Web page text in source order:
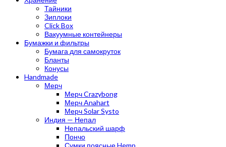
Тайники
Зиплоки
Click Box
Вакуумные контейнеры
Бумажки и фильтры
Бумага для самокруток
Бланты
Конусы
Handmade
Мерч
Мерч Crazybong
Мерч Anahart
Мерч Solar Systo
Индия — Непал
Непальский шарф
Пончо
Сумки поясные Hemp